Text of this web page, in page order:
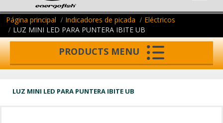
Página principal Indicadores de picada
Eléctricos
LUZ MINI LED PARA PUNTERA IBITE UB
PRODUCTS MENU
LUZ MINI LED PARA PUNTERA IBITE UB